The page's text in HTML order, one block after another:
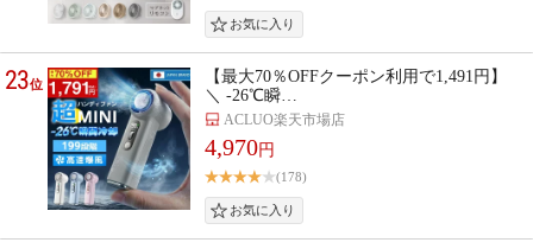
23位
【最大70％OFFクーポン利用で1,491円】
＼ ‐26℃瞬…
ACLUO楽天市場店
4,970円
(178)